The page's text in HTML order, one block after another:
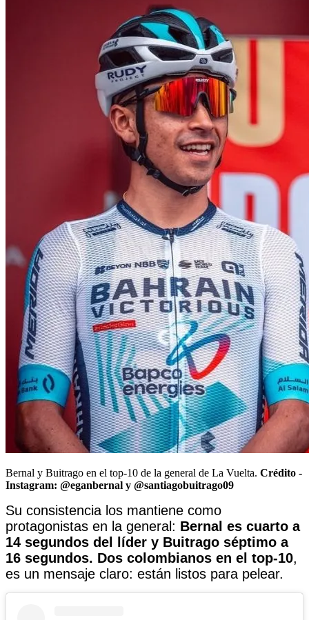
Bernal y Buitrago en el top-10 de la general de La Vuelta. Crédito -
Instagram: @eganbernal y @santiagobuitrago09
Su consistencia los mantiene como
protagonistas en la general: Bernal es cuarto a
14 segundos del líder y Buitrago séptimo a
16 segundos. Dos colombianos en el top-10,
es un mensaje claro: están listos para pelear.